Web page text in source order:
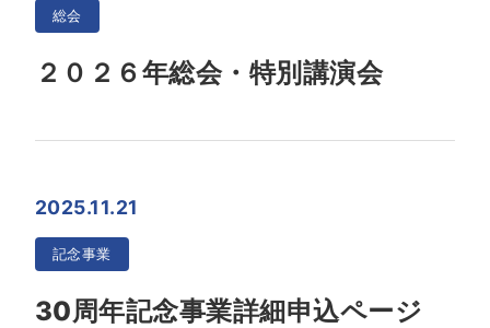
総会
２０２６年総会・特別講演会
2025.11.21
記念事業
30周年記念事業詳細申込ページ